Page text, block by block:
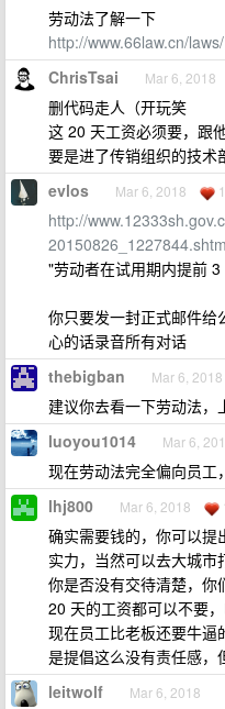
劳动法了解一下
http://www.66law.cn/
ChrisTsai Mar 6, 2018
删代码走人（开玩笑
这 20 天工资必须要，跟
要是进了传销组织的技术
evlos Mar 6, 2018 1
http://
"劳动者在试用期内提前
你只要发一封正式邮件给
心的话录音所有对话
thebigban Mar 6,
建议你去看一下劳动法，
luoyou1014 Mar 6,
现在劳动法完全偏向员工
lhj800 Mar 6, 2018
确实需要钱的，你可以提
实力，当然可以去大城市
你是否没有交待清楚，你
20 天的工资都可以不要
现在员工比老板还要牛逼
是提倡这么没有责任感，
leitwolf Mar 6, 2018